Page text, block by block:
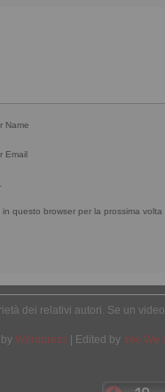
Name
Email
questo browser per la prossima
dei relativi autori. Se un
Wordpress | Edited by Yes We